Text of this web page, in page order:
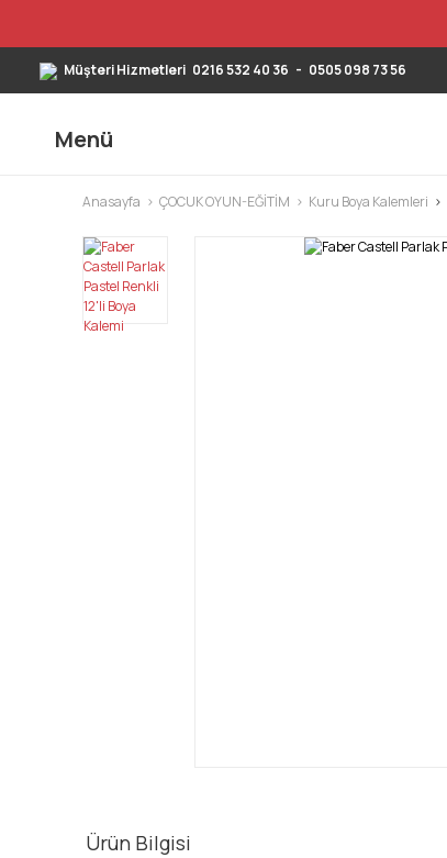
Müşteri Hizmetleri 0216 532 40 36 - 0505 098 73 56
Menü
Anasayfa ÇOCUK OYUN-EĞİTİM Kuru Boya Kalemleri
Ürün Bilgisi